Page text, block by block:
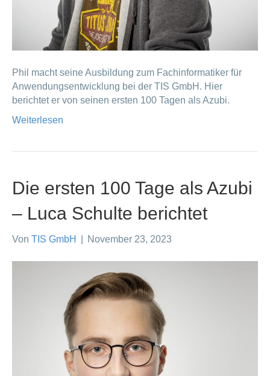
Phil macht seine Ausbildung zum Fachinformatiker für
Anwendungsentwicklung bei der TIS GmbH. Hier
berichtet er von seinen ersten 100 Tagen als Azubi.
Weiterlesen
Die ersten 100 Tage als Azubi
– Luca Schulte berichtet
Von TIS GmbH November 23, 2023